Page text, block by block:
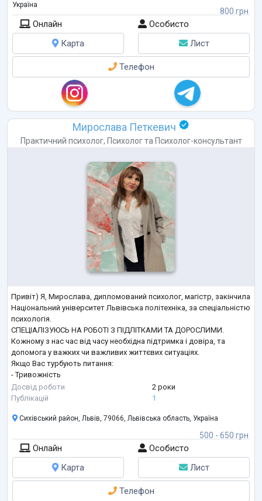
800 грн
Україна
Онлайн
Особисто
Карта
Лист
Телефон
Мирослава Петкевич
Практичний психолог, Психологта Психолог-консультант
Привіт) Я, Мирослава, дипломований психолог, магістр, закінчила
Національний університет Львівська політехніка, за спеціальністю
психологія.
СПЕЦІАЛІЗУЮСЬ НА РОБОТІ З ПІДЛІТКАМИ ТА ДОРОСЛИМИ.
Кожному з нас час від часу необхідна підтримка і довіра, та
допомога у важких чи важливих життєвих ситуаціях.
Якщо Вас турбують питання:
- Тривожність
- Невпевненість в собі
- Як впоратися з наслідками булінгу
змінюватись на краще ;
Як поводити себе на побаченні аби з...
Досвід роботи
2 роки
Публікацій
1
500 - 650 грн
Сихівський район, Львів, 79066, Львівська область, Україна
Онлайн
Особисто
Карта
Лист
Телефон